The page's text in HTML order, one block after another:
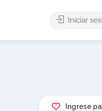
Iniciar
Ingrese